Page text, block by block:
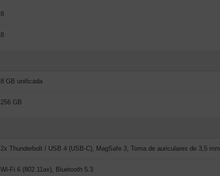
8
8
8 GB unificada
256 GB
2x Thunderbolt / USB 4 (USB-C), MagSafe 3, Toma de auriculares de 3,5 mm
Wi-Fi 6 (802.11ax), Bluetooth 5.3